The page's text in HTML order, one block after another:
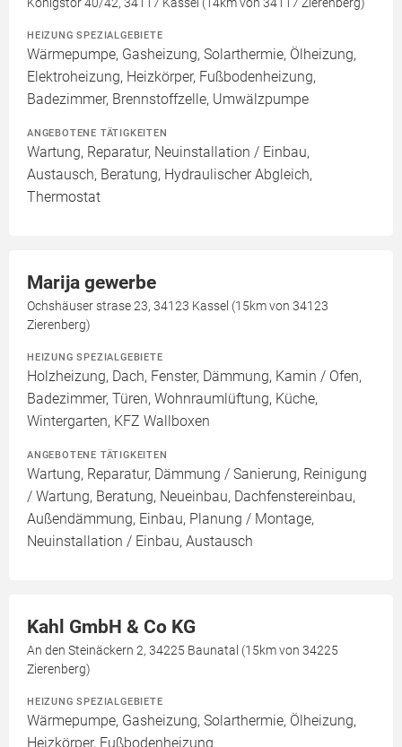
HEIZUNG SPEZIALGEBIETE
Wärmepumpe, Gasheizung, Solarthermie, Ölheizung,
Elektroheizung, Heizkörper, Fußbodenheizung,
Badezimmer, Brennstoffzelle, Umwälzpumpe
ANGEBOTENE TÄTIGKEITEN
Wartung, Reparatur, Neuinstallation / Einbau,
Austausch, Beratung, Hydraulischer Abgleich,
Thermostat
Marija gewerbe
Ochshäuser strase 23, 34123 Kassel (15km von 34123
Zierenberg)
HEIZUNG SPEZIALGEBIETE
Holzheizung, Dach, Fenster, Dämmung, Kamin / Ofen,
Badezimmer, Türen, Wohnraumlüftung, Küche,
Wintergarten, KFZ Wallboxen
ANGEBOTENE TÄTIGKEITEN
Wartung, Reparatur, Dämmung / Sanierung, Reinigung
/ Wartung, Beratung, Neueinbau, Dachfenstereinbau,
Außendämmung, Einbau, Planung / Montage,
Neuinstallation / Einbau, Austausch
Kahl GmbH & Co KG
An den Steinäckern 2, 34225 Baunatal (15km von 34225
Zierenberg)
HEIZUNG SPEZIALGEBIETE
Wärmepumpe, Gasheizung, Solarthermie, Ölheizung,
Heizkörper, Fußbodenheizung